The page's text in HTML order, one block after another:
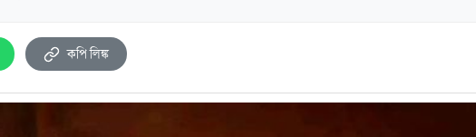
কপি লিঙ্ক